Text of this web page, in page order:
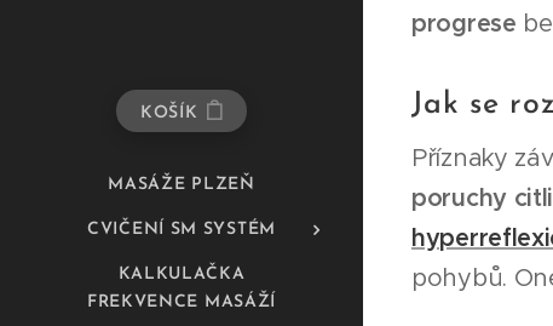
KOŠÍK
MASÁŽE PLZEŇ
CVIČENÍ SM SYSTÉM
KALKULAČKA
FREKVENCE MASÁŽÍ
progrese
Jak se
Příznaky
poruchy
pohybů.